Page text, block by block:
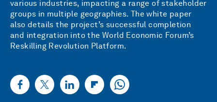
various industries, impacting a range of stakeholder
groups in multiple geographies. The white paper
also details the project’s successful completion
and integration into the World Economic Forum’s
Reskilling Revolution Platform.